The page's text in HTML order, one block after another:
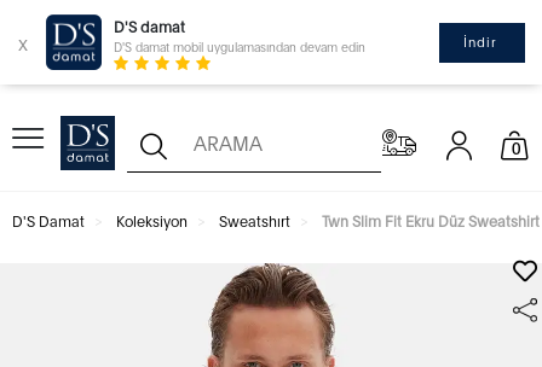
x
D'S damat
D'S damat mobil uygulamasından devam edin İndir
0
D'S Damat Koleksiyon Sweatshırt Twn Slim Fit Ekru Düz Sweatshirt